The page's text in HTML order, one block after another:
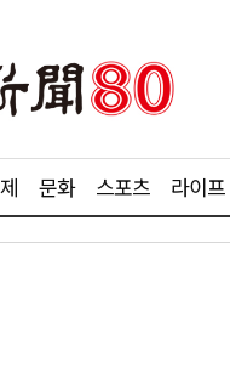
문화 스포츠 라이프